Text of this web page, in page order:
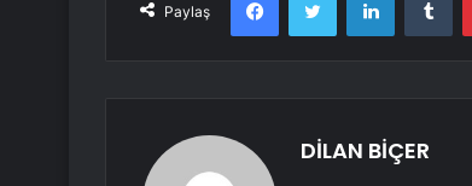
Paylaş
DİLAN BİÇER